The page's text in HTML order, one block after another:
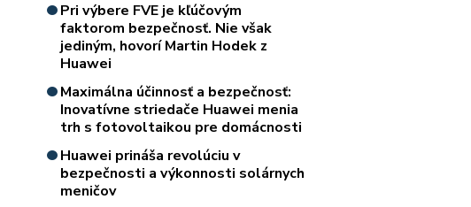
Pri výbere FVE je kľúčovým
faktorom bezpečnosť. Nie však
jediným, hovorí Martin Hodek z
Huawei
Maximálna účinnosť a bezpečnosť:
Inovatívne striedače Huawei menia
trh s fotovoltaikou pre domácnosti
Huawei prináša revolúciu v
bezpečnosti a výkonnosti solárnych
meničov